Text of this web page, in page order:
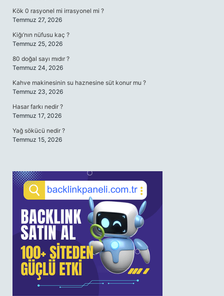
Kök 0 rasyonel mi irrasyonel mi ?
Temmuz 27, 2026
Kiğı’nın nüfusu kaç ?
Temmuz 25, 2026
80 doğal sayı mıdır ?
Temmuz 24, 2026
Kahve makinesinin su haznesine süt konur mu ?
Temmuz 23, 2026
Hasar farkı nedir ?
Temmuz 17, 2026
Yağ sökücü nedir ?
Temmuz 15, 2026